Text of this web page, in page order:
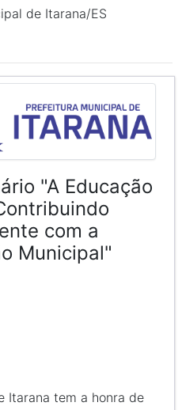
de Itarana/ES
"A Educação
com a
Municipal"
Itarana tem a honra de